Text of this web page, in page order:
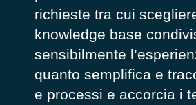
richieste tra cui
knowledge base
sensibilmente
quanto semplifica e
e processi e accorcia i